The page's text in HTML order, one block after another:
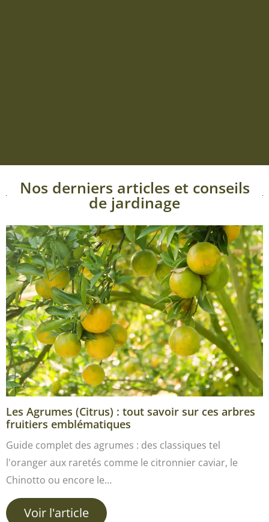
Nos derniers articles et conseils
de jardinage
Les Agrumes (Citrus) : tout savoir sur ces arbres
fruitiers emblématiques
Guide complet des agrumes : des classiques tel
l'oranger aux raretés comme le citronnier caviar, le
Chinotto ou encore le…
Voir l'article